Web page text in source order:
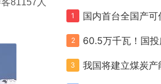
81157人
1
2
3 我国将建立煤炭产